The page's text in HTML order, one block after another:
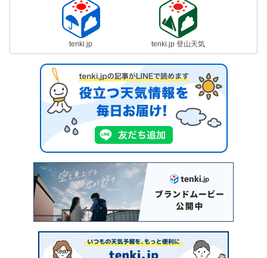
tenki.jp tenki.jp 登山天気